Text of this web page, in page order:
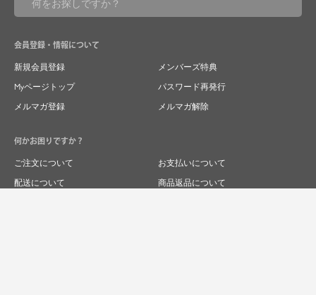
会員登録・情報について
新規会員登録
メンバーズ特典
Myページトップ
パスワード再発行
メルマガ登録
メルマガ解除
何かお困りですか？
ご注文について
お支払いについて
配送について
商品返品について